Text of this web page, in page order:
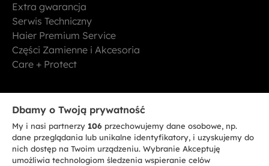
Extra gwarancja
Serwis Techniczny
Haier Premium Service
Części Zamienne i Akcesoria
Care + Protect
Bądź w kontakcie
ZAREJESTRUJ SIĘ TERAZ
Dbamy o Twoją prywatność
My i nasi partnerzy 106 przechowujemy dane osobowe, np.
dane przeglądania lub unikalne identyfikatory, i uzyskujemy do
nich dostęp na Twoim urządzeniu. Wybranie Akceptuję
umożliwia technologiom śledzenia wspieranie celów